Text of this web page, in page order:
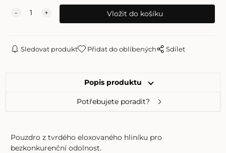
Sledovat produkt Přidat do oblíbených Sdílet
Popis produktu
Potřebujete poradit?
Pouzdro z tvrdého eloxovaného hliníku pro
bezkonkurenční odolnost.